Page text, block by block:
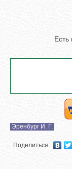
Эренбург И. Г.
Поделиться
Есть